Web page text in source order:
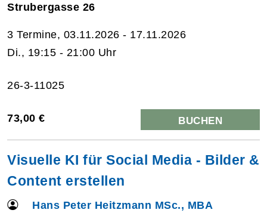
Strubergasse 26
3 Termine, 03.11.2026 - 17.11.2026
Di., 19:15 - 21:00 Uhr
26-3-11025
73,00 € BUCHEN
Visuelle KI für Social Media - Bilder &
Content erstellen
Hans Peter Heitzmann MSc., MBA